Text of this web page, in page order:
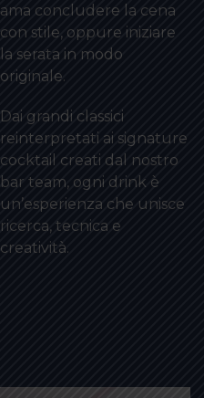
ama concludere la cena
con stile, oppure iniziare
la serata in modo
originale.
Dai grandi classici
reinterpretati ai signature
cocktail creati dal nostro
bar team, ogni drink è
un’esperienza che unisce
ricerca, tecnica e
creatività.